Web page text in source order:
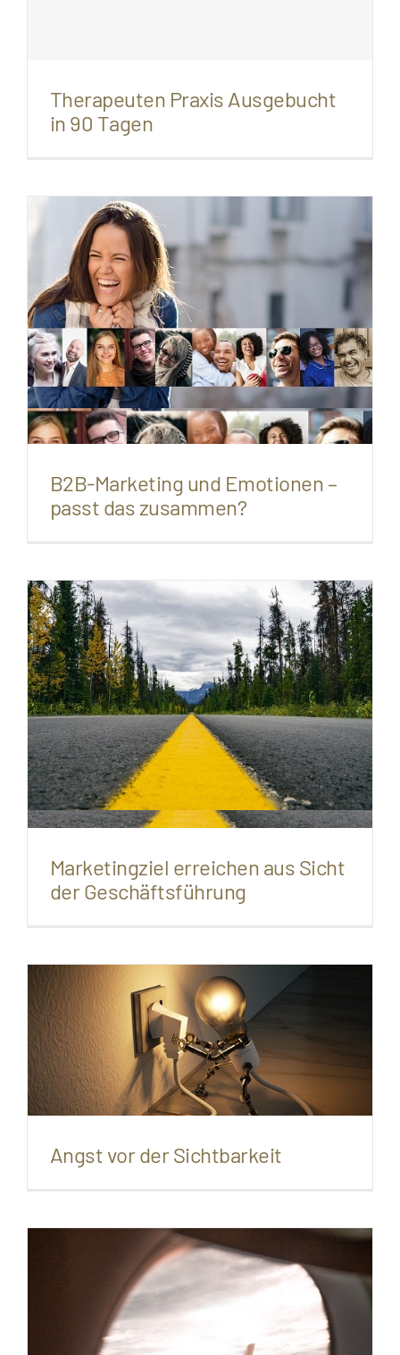
Therapeuten Praxis Ausgebucht
in 90 Tagen
B2B-Marketing und Emotionen –
passt das zusammen?
Marketingziel erreichen aus Sicht
der Geschäftsführung
Angst vor der Sichtbarkeit